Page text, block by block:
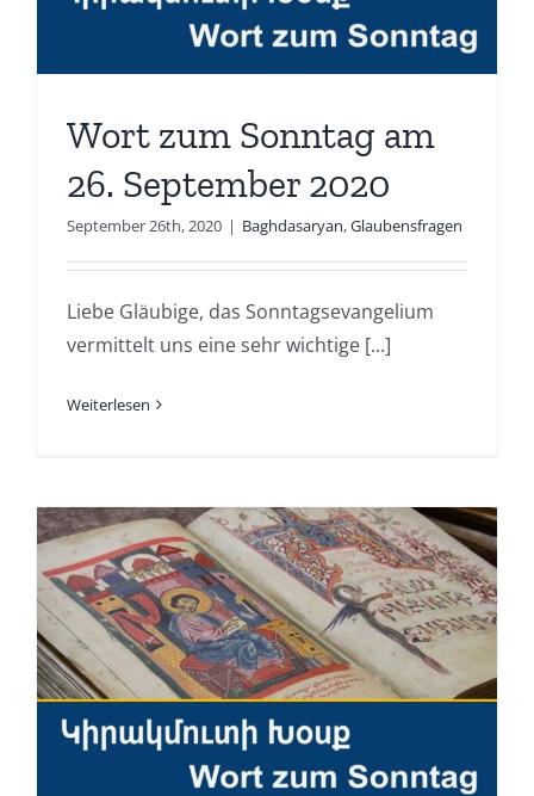
Wort zum Sonntag am
26. September 2020
September 26th, 2020 | Baghdasaryan,Glaubensfragen
Liebe Gläubige, das Sonntagsevangelium
vermittelt uns eine sehr wichtige [...]
Weiterlesen